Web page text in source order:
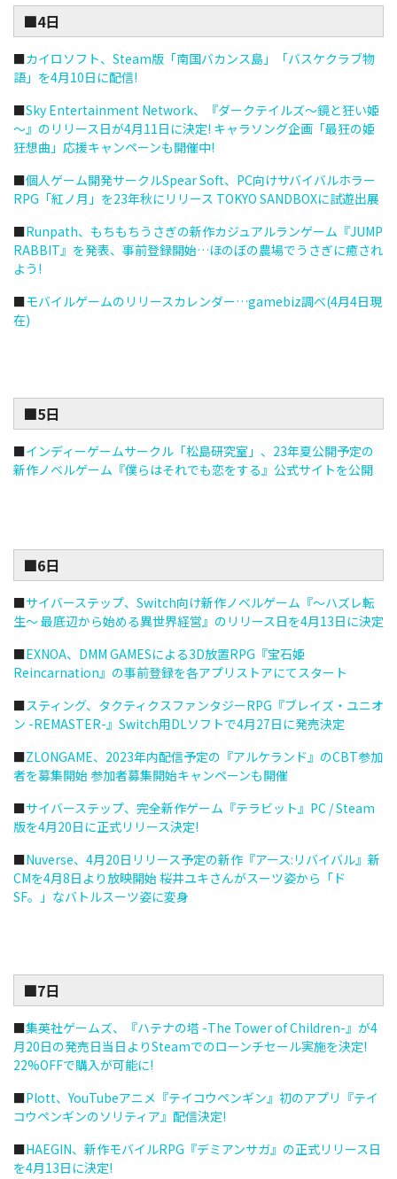
■4日
■カイロソフト、Steam版「南国バカンス島」「バスケクラブ物
語」を4月10日に配信!
■Sky Entertainment Network、『ダークテイルズ～鏡と狂い姫
～』のリリース日が4月11日に決定! キャラソング企画「最狂の姫
狂想曲」応援キャンペーンも開催中!
■個人ゲーム開発サークルSpear Soft、PC向けサバイバルホラー
RPG「紅ノ月」を23年秋にリリース TOKYO SANDBOXに試遊出展
■Runpath、もちもちうさぎの新作カジュアルランゲーム『JUMP
RABBIT』を発表、事前登録開始…ほのぼの農場でうさぎに癒され
よう!
■モバイルゲームのリリースカレンダー…gamebiz調べ(4月4日現
在)
■5日
■インディーゲームサークル「松島研究室」、23年夏公開予定の
新作ノベルゲーム『僕らはそれでも恋をする』公式サイトを公開
■6日
■サイバーステップ、Switch向け新作ノベルゲーム『～ハズレ転
生～ 最底辺から始める異世界経営』のリリース日を4月13日に決定
■EXNOA、DMM GAMESによる3D放置RPG『宝石姫
Reincarnation』の事前登録を各アプリストアにてスタート
■スティング、タクティクスファンタジーRPG『ブレイズ・ユニオ
ン -REMASTER-』Switch用DLソフトで4月27日に発売決定
■ZLONGAME、2023年内配信予定の『アルケランド』のCBT参加
者を募集開始 参加者募集開始キャンペーンも開催
■サイバーステップ、完全新作ゲーム『テラビット』PC / Steam
版を4月20日に正式リリース決定!
■Nuverse、4月20日リリース予定の新作『アース:リバイバル』新
CMを4月8日より放映開始 桜井ユキさんがスーツ姿から「ド
SF。」なバトルスーツ姿に変身
■7日
■集英社ゲームズ、『ハテナの塔 -The Tower of Children-』が4
月20日の発売日当日よりSteamでのローンチセール実施を決定!
22%OFFで購入が可能に!
■Plott、YouTubeアニメ『テイコウペンギン』初のアプリ『テイ
コウペンギンのソリティア』配信決定!
■HAEGIN、新作モバイルRPG『デミアンサガ』の正式リリース日
を4月13日に決定!